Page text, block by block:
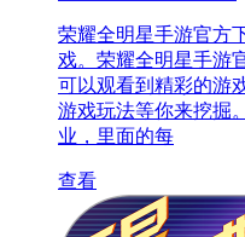
荣耀全明星手游官方
戏。荣耀全明星手游
可以观看到精彩的游
游戏玩法等你来挖掘
业，里面的每
查看